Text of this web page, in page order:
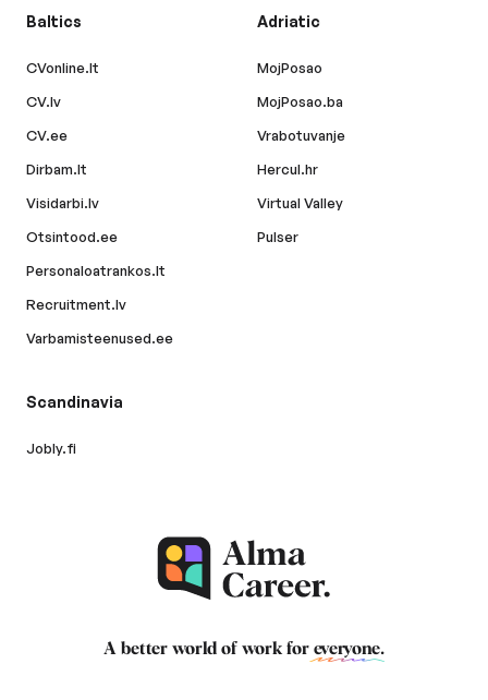
Baltics
CVonline.lt
CV.lv
CV.ee
Dirbam.lt
Visidarbi.lv
Otsintood.ee
Personaloatrankos.lt
Recruitment.lv
Varbamisteenused.ee
Adriatic
MojPosao
MojPosao.ba
Vrabotuvanje
Hercul.hr
Virtual Valley
Pulser
Scandinavia
Jobly.fi
A better world of work for everyone.